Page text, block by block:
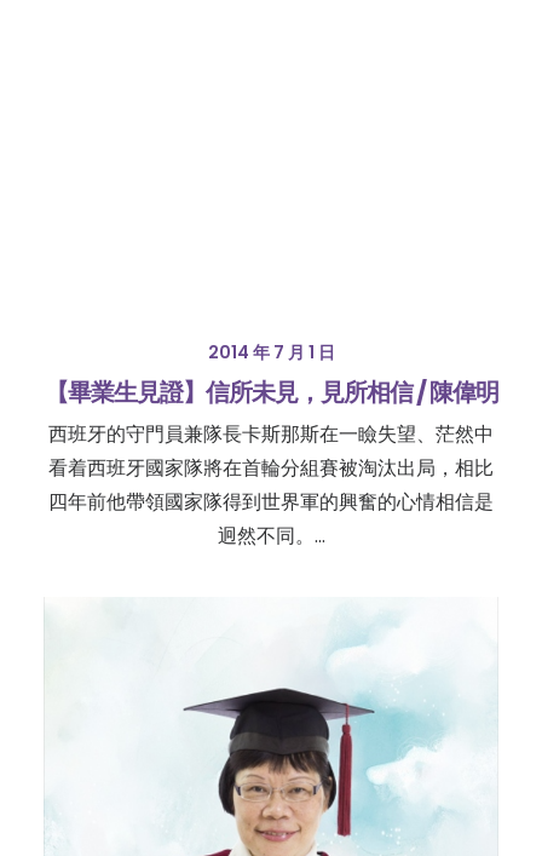
2014 年 7 月 1 日
【畢業生見證】信所未見，見所相信 / 陳偉明
西班牙的守門員兼隊長卡斯那斯在一瞼失望、茫然中
看着西班牙國家隊將在首輪分組賽被淘汰出局，相比
四年前他帶領國家隊得到世界軍的興奮的心情相信是
迥然不同。…